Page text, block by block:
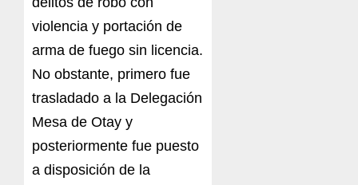
violencia y portación de
arma de fuego sin licencia.
No obstante, primero fue
trasladado a la Delegación
Mesa de Otay y
posteriormente fue puesto
a disposición de la